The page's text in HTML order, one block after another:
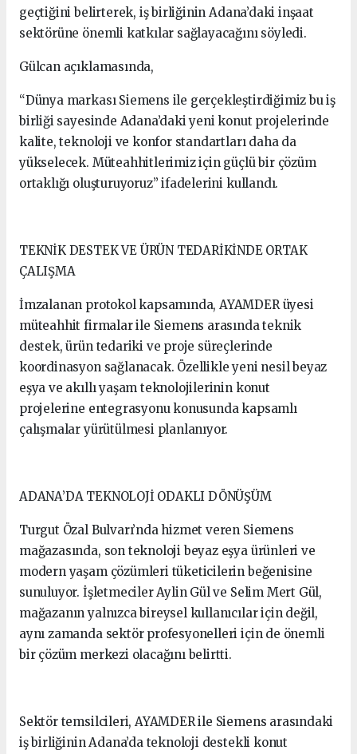
geçtiğini belirterek, iş birliğinin Adana’daki inşaat
sektörüne önemli katkılar sağlayacağını söyledi.
Gülcan açıklamasında,
“Dünya markası Siemens ile gerçekleştirdiğimiz bu iş
birliği sayesinde Adana’daki yeni konut projelerinde
kalite, teknoloji ve konfor standartları daha da
yükselecek. Müteahhitlerimiz için güçlü bir çözüm
ortaklığı oluşturuyoruz” ifadelerini kullandı.
TEKNİK DESTEK VE ÜRÜN TEDARİKİNDE ORTAK
ÇALIŞMA
İmzalanan protokol kapsamında, AYAMDER üyesi
müteahhit firmalar ile Siemens arasında teknik
destek, ürün tedariki ve proje süreçlerinde
koordinasyon sağlanacak. Özellikle yeni nesil beyaz
eşya ve akıllı yaşam teknolojilerinin konut
projelerine entegrasyonu konusunda kapsamlı
çalışmalar yürütülmesi planlanıyor.
ADANA’DA TEKNOLOJİ ODAKLI DÖNÜŞÜM
Turgut Özal Bulvarı’nda hizmet veren Siemens
mağazasında, son teknoloji beyaz eşya ürünleri ve
modern yaşam çözümleri tüketicilerin beğenisine
sunuluyor. İşletmeciler Aylin Gül ve Selim Mert Gül,
mağazanın yalnızca bireysel kullanıcılar için değil,
aynı zamanda sektör profesyonelleri için de önemli
bir çözüm merkezi olacağını belirtti.
Sektör temsilcileri, AYAMDER ile Siemens arasındaki
iş birliğinin Adana’da teknoloji destekli konut